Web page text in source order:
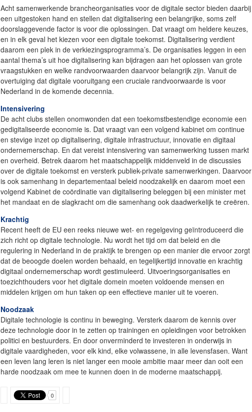
Acht samenwerkende brancheorganisaties voor de digitale sector bieden daarbij
een uitgestoken hand en stellen dat digitalisering een belangrijke, soms zelf
doorslaggevende factor is voor die oplossingen. Dat vraagt om heldere keuzes,
en in elk geval het kiezen voor een digitale toekomst. Digitalisering verdient
daarom een plek in de verkiezingsprogramma’s. De organisaties leggen in een
aantal thema’s uit hoe digitalisering kan bijdragen aan het oplossen van grote
vraagstukken en welke randvoorwaarden daarvoor belangrijk zijn. Vanuit de
overtuiging dat digitale vooruitgang een cruciale randvoorwaarde is voor
Nederland in de komende decennia.
Intensivering
De acht clubs stellen onomwonden dat een toekomstbestendige economie een
gedigitaliseerde economie is. Dat vraagt van een volgend kabinet om continue
en stevige inzet op digitalisering, digitale infrastructuur, innovatie en digitaal
ondernemerschap. En dat vereist intensivering van samenwerking tussen markt
en overheid. Betrek daarom het maatschappelijk middenveld in de discussies
over de digitale toekomst en versterk publiek-private samenwerkingen. Daarvoor
is ook samenhang in departementaal beleid noodzakelijk en daarom moet een
volgend Kabinet de coördinatie van digitalisering beleggen bij een minister met
het mandaat en de slagkracht om die samenhang ook daadwerkelijk te creëren.
Krachtig
Recent heeft de EU een reeks nieuwe wet- en regelgeving geïntroduceerd die
zich richt op digitale technologie. Nu wordt het tijd om dat beleid en die
regulering in Nederland in de praktijk te brengen op een manier die ervoor zorgt
dat de beoogde doelen worden behaald, en tegelijkertijd innovatie en krachtig
digitaal ondernemerschap wordt gestimuleerd. Uitvoeringsorganisaties en
toezichthouders voor het digitale domein moeten voldoende mensen en
middelen krijgen om hun taken op een effectieve manier uit te voeren.
Noodzaak
Digitale technologie is continu in beweging. Versterk daarom de kennis over
deze technologie door in te zetten op trainingen en opleidingen voor betrokken
politici en bestuurders. En door onverminderd te investeren in onderwijs in
digitale vaardigheden, voor elk kind, elke volwassene, in alle levensfasen. Want
een leven lang leren is niet langer een mooie ambitie maar meer dan ooit een
harde noodzaak om mee te kunnen doen in de moderne maatschappij.
0